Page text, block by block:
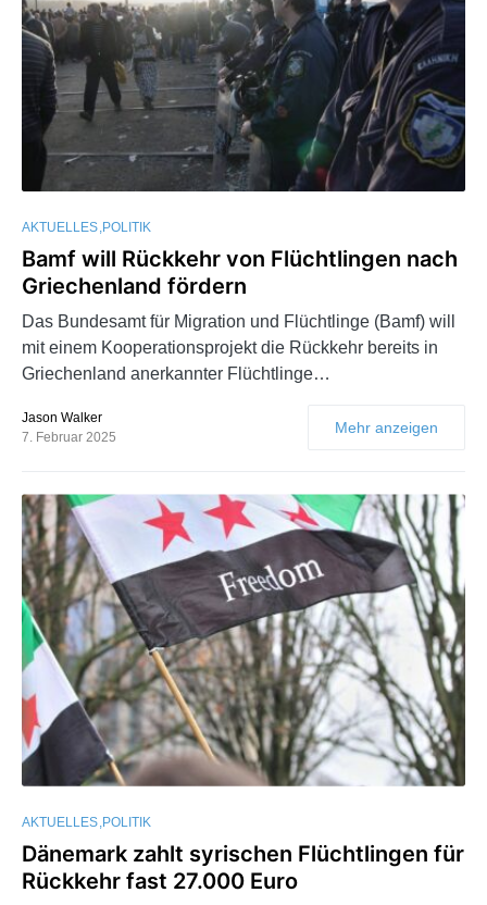
AKTUELLES POLITIK
Bamf will Rückkehr von Flüchtlingen nach
Griechenland fördern
Das Bundesamt für Migration und Flüchtlinge (Bamf) will
mit einem Kooperationsprojekt die Rückkehr bereits in
Griechenland anerkannter Flüchtlinge…
Jason Walker
7. Februar 2025
Mehr anzeigen
AKTUELLES POLITIK
Dänemark zahlt syrischen Flüchtlingen für
Rückkehr fast 27.000 Euro